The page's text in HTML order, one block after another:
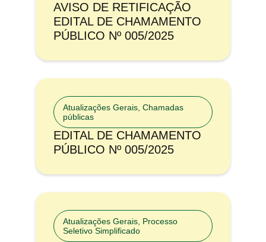
AVISO DE RETIFICAÇÃO
EDITAL DE CHAMAMENTO
PÚBLICO Nº 005/2025
Atualizações Gerais Chamadas
públicas
EDITAL DE CHAMAMENTO
PÚBLICO Nº 005/2025
Atualizações Gerais Processo
Seletivo Simplificado